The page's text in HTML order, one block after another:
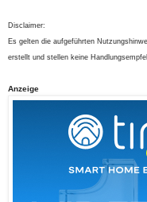
Disclaimer:
Es gelten die aufgeführten
erstellt und stellen keine
Anzeige